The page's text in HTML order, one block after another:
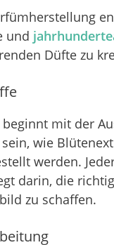
und
Düfte zu
mit der
wie
werden.
darin, die
zu schaffen.